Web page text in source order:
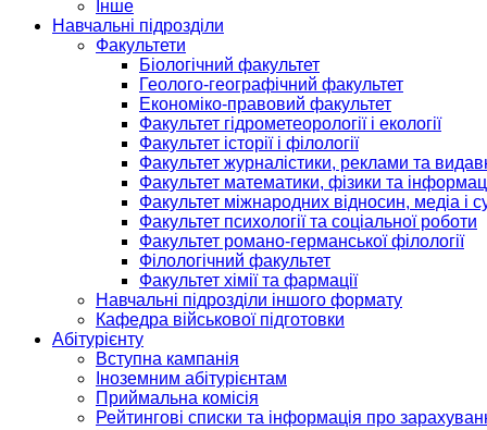
Інше
Навчальні підрозділи
Факультети
Біологічний факультет
Геолого-географічний факультет
Економіко-правовий факультет
Факультет гідрометеорології і екології
Факультет історії і філології
Факультет журналістики, реклами та
Факультет математики, фізики та
Факультет міжнародних відносин, медіа і
Факультет психології та соціальної роботи
Факультет романо-германської філології
Філологічний факультет
Факультет хімії та фармації
Навчальні підрозділи іншого формату
Кафедра військової підготовки
Абітурієнту
Вступна кампанія
Іноземним абітурієнтам
Приймальна комісія
Рейтингові списки та інформація про